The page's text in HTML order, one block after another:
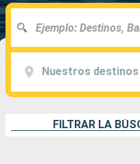
Nuestros destinos
FILTRAR LA